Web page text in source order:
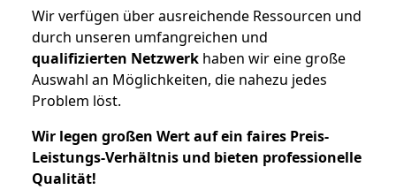
Wir verfügen über ausreichende Ressourcen und
durch unseren umfangreichen und
qualifizierten Netzwerk haben wir eine große
Auswahl an Möglichkeiten, die nahezu jedes
Problem löst.
Wir legen großen Wert auf ein faires Preis-
Leistungs-Verhältnis und bieten professionelle
Qualität!